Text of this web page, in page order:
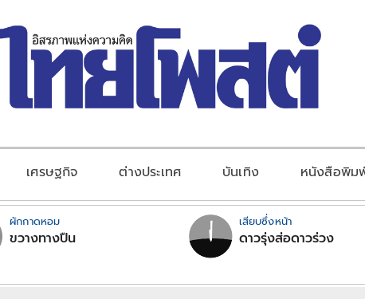
เศรษฐกิจ ต่างประเทศ บันเทิง หนังสือพิม
ผักกาดหอม
ขวางทางปืน
เสียบซึ่งหน้า
ดาวรุ่งส่อดาวร่วง